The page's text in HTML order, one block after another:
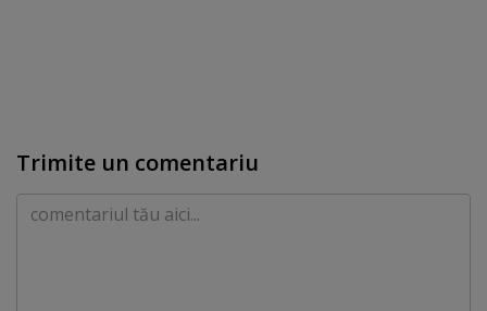
Trimite un comentariu
Comentariu